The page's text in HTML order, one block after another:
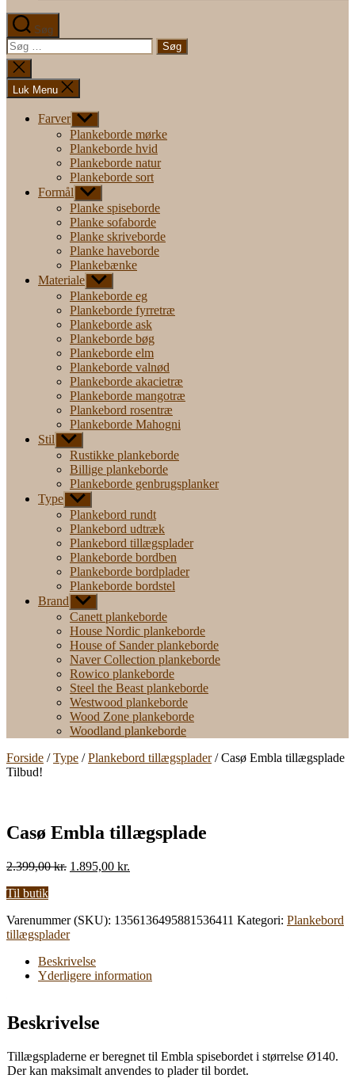
Søg
Søg
efter:
Luk
søgning
Luk Menu
Farver Vis
undermenu
Plankeborde mørke
Plankeborde hvid
Plankeborde natur
Plankeborde sort
Formål Vis
undermenu
Planke spiseborde
Planke sofaborde
Planke skriveborde
Planke haveborde
Plankebænke
Materiale Vis
undermenu
Plankeborde eg
Plankeborde fyrretræ
Plankeborde ask
Plankeborde bøg
Plankeborde elm
Plankeborde valnød
Plankeborde akacietræ
Plankeborde mangotræ
Plankebord rosentræ
Plankeborde Mahogni
Stil Vis
undermenu
Rustikke plankeborde
Billige plankeborde
Plankeborde genbrugsplanker
Type Vis
undermenu
Plankebord rundt
Plankebord udtræk
Plankebord tillægsplader
Plankeborde bordben
Plankeborde bordplader
Plankeborde bordstel
Brand Vis
undermenu
Canett plankeborde
House Nordic plankeborde
House of Sander plankeborde
Naver Collection plankeborde
Rowico plankeborde
Steel the Beast plankeborde
Westwood plankeborde
Wood Zone plankeborde
Woodland plankeborde
Forside /Type /Plankebord tillægsplader/ Casø Embla tillægsplade
Tilbud!
Casø Embla tillægsplade
2.399,00kr. Den
2.399,00 kr..
1.895,00 kr.
1.895,00 kr..
Til butik
Varenummer (SKU): 1356136495881536411 Kategori: Plankebord
tillægsplader
Beskrivelse
Yderligere information
Beskrivelse
Tillægspladerne er beregnet til Embla spisebordet i størrelse Ø140.
Der kan maksimalt anvendes to plader til bordet.